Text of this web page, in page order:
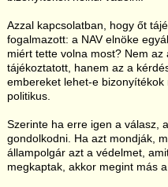
Azzal kapcsolatban, hogy őt
fogalmazott: a NAV elnöke
miért tette volna most? Nem
tájékoztatott, hanem az a
embereket lehet-e
politikus.
Szerinte ha erre igen a válasz,
gondolkodni. Ha azt mondják,
állampolgár azt a védelmet,
megkaptak, akkor megint más